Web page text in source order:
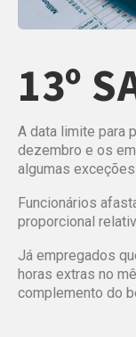
13º
A data limite para
dezembro e os
algumas
Funcionários
proporcional
Já empregados
horas extras no
complemento do